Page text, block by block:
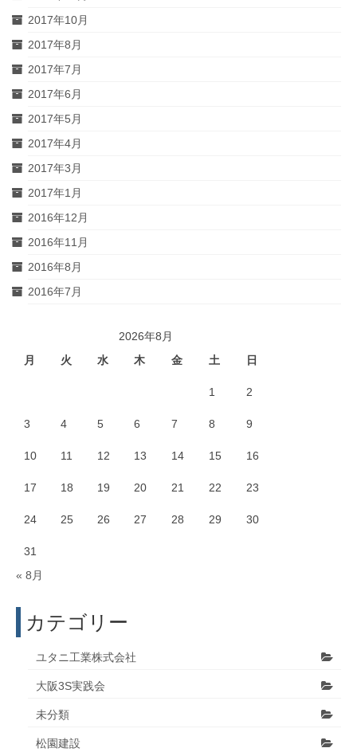
2017年10月
2017年8月
2017年7月
2017年6月
2017年5月
2017年4月
2017年3月
2017年1月
2016年12月
2016年11月
2016年8月
2016年7月
2026年8月
月
火 水 木 金 土 日
1 2
3 4 5 6 7 8 9
10 11 12 13 14 15 16
17 18 19 20 21 22 23
24 25 26 27 28 29 30
31
« 8月
カテゴリー
ユタニ工業株式会社
大阪3S実践会
未分類
松園建設